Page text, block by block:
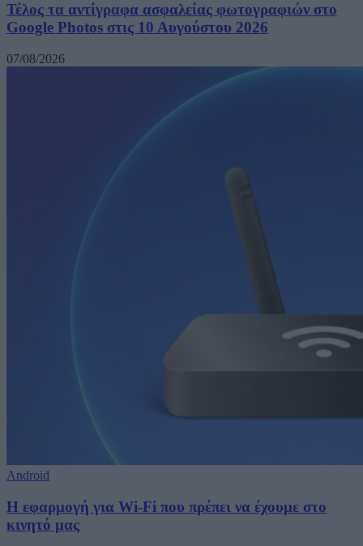
Τέλος τα αντίγραφα ασφαλείας φωτογραφιών στο
Google Photos στις 10 Αυγούστου 2026
07/08/2026
Android
Η εφαρμογή για Wi-Fi που πρέπει να έχουμε στο
κινητό μας